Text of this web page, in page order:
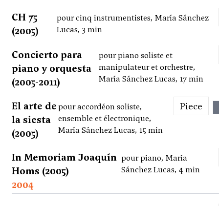
CH 75
(2005)
pour cinq instrumentistes, María Sánchez
Lucas, 3 min
Concierto para
piano y orquesta
(2005-2011)
pour piano soliste et
manipulateur et orchestre,
María Sánchez Lucas, 17 min
El arte de
la siesta
(2005)
pour accordéon soliste,
ensemble et électronique,
María Sánchez Lucas, 15 min
Piece
In Memoriam Joaquín
Homs (2005)
pour piano, María
Sánchez Lucas, 4 min
2004